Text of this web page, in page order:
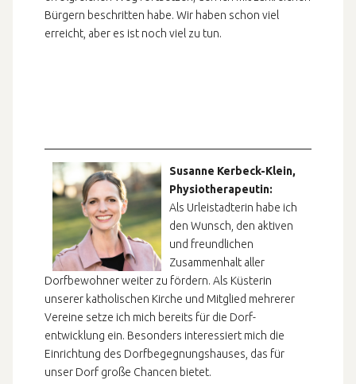
Bürgern beschritten habe. Wir haben schon viel
erreicht, aber es ist noch viel zu tun.
Susanne Kerbeck-Klein,
Physiotherapeutin:
Als Urleistadterin habe ich
den Wunsch, den aktiven
und freundlichen
Zusammenhalt aller
Dorfbewohner weiter zu fördern. Als Küsterin
unserer katholischen Kirche und Mitglied mehrerer
Vereine setze ich mich bereits für die Dorf-
entwicklung ein. Besonders interessiert mich die
Einrichtung des Dorfbegegnungshauses, das für
unser Dorf große Chancen bietet.